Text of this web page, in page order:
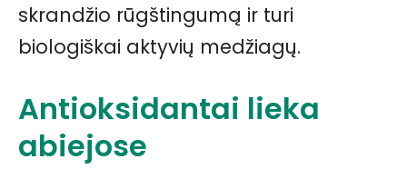
skrandžio rūgštingumą ir turi
biologiškai aktyvių medžiagų.
Antioksidantai lieka
abiejose